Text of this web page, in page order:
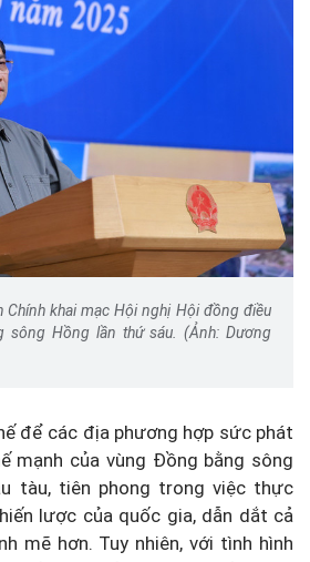
Chính khai mạc Hội nghị Hội đồng điều
sông Hồng lần thứ sáu. (Ảnh: Dương
để các địa phương hợp sức phát
mạnh của vùng Đồng bằng sông
tàu, tiên phong trong việc thực
lược của quốc gia, dẫn dắt cả
mẽ hơn. Tuy nhiên, với tình hình